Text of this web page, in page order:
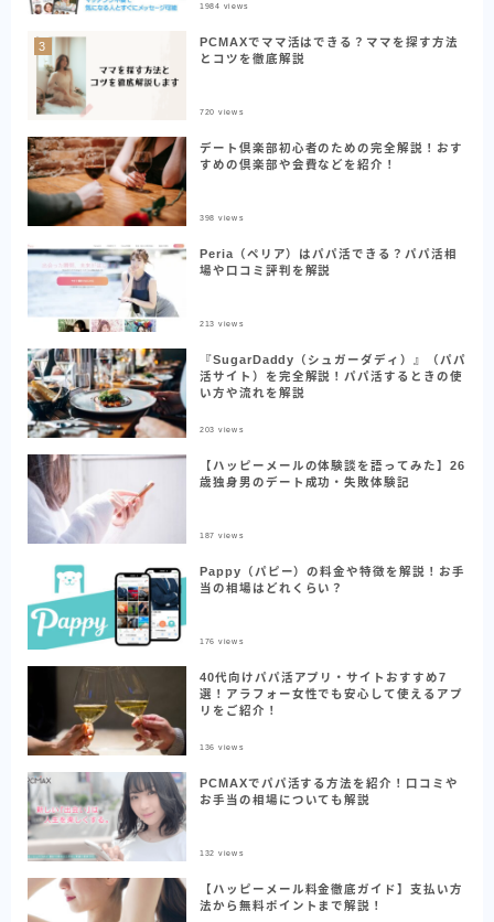
1984 views
PCMAXでママ活はできる？ママを探す方法
とコツを徹底解説
720 views
デート倶楽部初心者のための完全解説！おす
すめの倶楽部や会費などを紹介！
398 views
Peria（ペリア）はパパ活できる？パパ活相
場や口コミ評判を解説
213 views
『SugarDaddy（シュガーダディ）』（パパ
活サイト）を完全解説！パパ活するときの使
い方や流れを解説
203 views
【ハッピーメールの体験談を語ってみた】26
歳独身男のデート成功・失敗体験記
187 views
Pappy（パピー）の料金や特徴を解説！お手
当の相場はどれくらい？
176 views
40代向けパパ活アプリ・サイトおすすめ7
選！アラフォー女性でも安心して使えるアプ
リをご紹介！
136 views
PCMAXでパパ活する方法を紹介！口コミや
お手当の相場についても解説
132 views
【ハッピーメール料金徹底ガイド】支払い方
法から無料ポイントまで解説！